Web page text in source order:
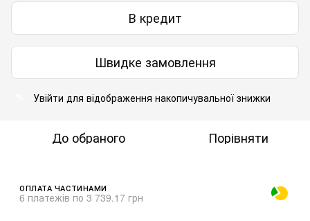
В кредит
Швидке замовлення
Увійти для відображення накопичувальної знижки
До обраного Порівняти
ОПЛАТА ЧАСТИНАМИ
6 платежів по 3 739.17 грн